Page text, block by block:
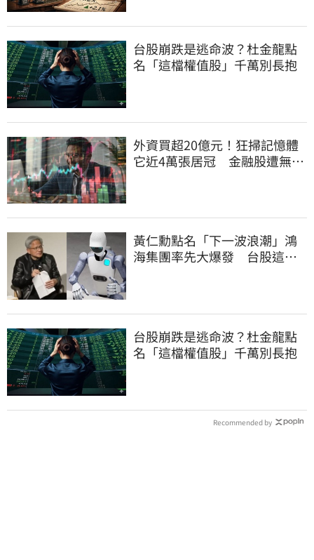
台股崩跌是逃命波？杜金龍點
名「這檔權值股」千萬別長抱
外資買超20億元！狂掃記憶體
它近4萬張居冠 金融股遭無情
黃仁勳點名「下一波浪潮」鴻
海集團率先大爆發 台股這族
台股崩跌是逃命波？杜金龍點
名「這檔權值股」千萬別長抱
Recommended by